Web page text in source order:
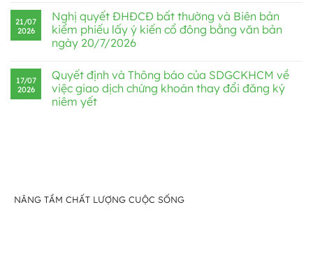
21/07
2026
Nghị quyết ĐHĐCĐ bất thường và Biên bản
kiểm phiếu lấy ý kiến cổ đông bằng văn bản
ngày 20/7/2026
17/07
2026
Quyết định và Thông báo của SDGCKHCM về
việc giao dịch chứng khoán thay đổi đăng ký
niêm yết
NÂNG TẦM CHẤT LƯỢNG CUỘC SỐNG